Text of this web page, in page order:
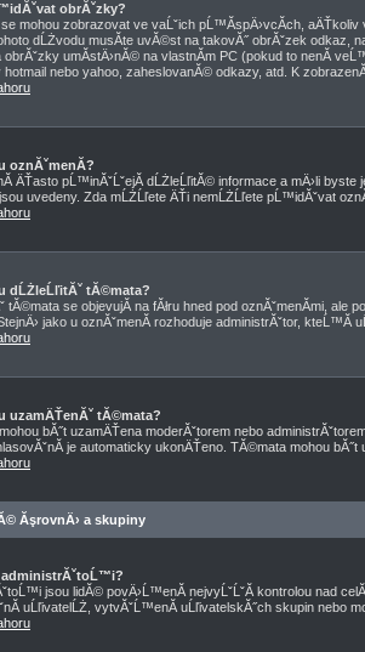
obrĂˇzky?
mohou zobrazovat ve vaĹˇich pĹ™Ă­spÄ›vcĂ­ch,
dĹŻvodu musĂ­te uvĂ©st na takovĂ˝ obrĂˇzek
obrĂˇzky umĂ­stÄ›nĂ© na vlastnĂ­m PC (pokud to nenĂ­
hotmail nebo yahoo, zaheslovanĂ© odkazy, atd. K
oznĂˇmenĂ­?
ÄŤasto pĹ™inĂˇĹˇejĂ­ dĹŻleĹľitĂ© informace a mÄ›li
uvedeny. Zda mĹŻĹľete ÄŤi nemĹŻĹľete pĹ™idĂˇvat
dĹŻleĹľitĂˇ tĂ©mata?
tĂ©mata se objevujĂ­ na fĂłru hned pod oznĂˇmenĂ­mi,
jako u oznĂˇmenĂ­ rozhoduje administrĂˇtor, kteĹ™Ă­
uzamÄŤenĂˇ tĂ©mata?
bĂ˝t uzamÄŤena moderĂˇtorem nebo
je automaticky ukonÄŤeno. TĂ©mata mohou
ĂşrovnÄ› a skupiny
jsou lidĂ© povÄ›Ĺ™enĂ­ nejvyĹˇĹˇĂ­ kontrolou nad
uĹľivatelĹŻ, vytvĂˇĹ™enĂ­ uĹľivatelskĂ˝ch skupin nebo